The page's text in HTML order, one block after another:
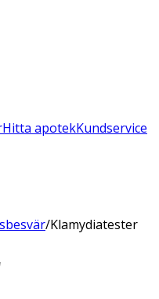
Hitta apotekKundservice
/Klamydiatester